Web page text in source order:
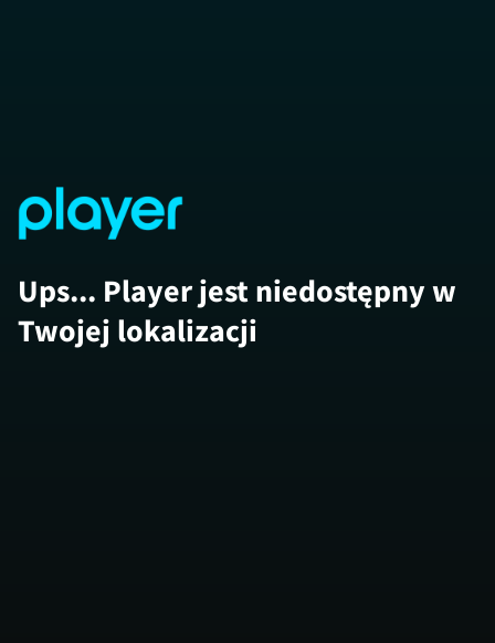
Ups... Player jest niedostępny w
Twojej lokalizacji